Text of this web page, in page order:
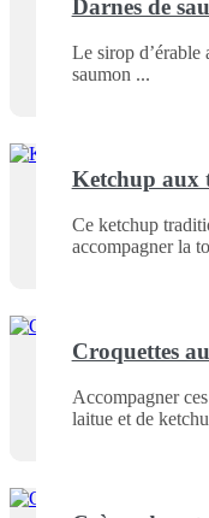
Darnes de
Le sirop d’érable
saumon
Ketchup aux
Ce ketchup
accompagner la
Croquettes
Accompagner
laitue et de